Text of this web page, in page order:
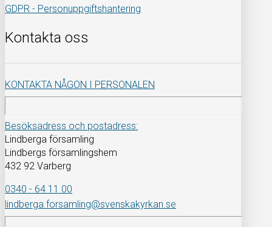
GDPR - Personuppgiftshantering
Kontakta oss
KONTAKTA NÅGON I PERSONALEN
Besöksadress och postadress:
Lindberga församling
Lindbergs församlingshem
432 92 Varberg
0340 - 64 11 00
lindberga.forsamling@svenskakyrkan.se